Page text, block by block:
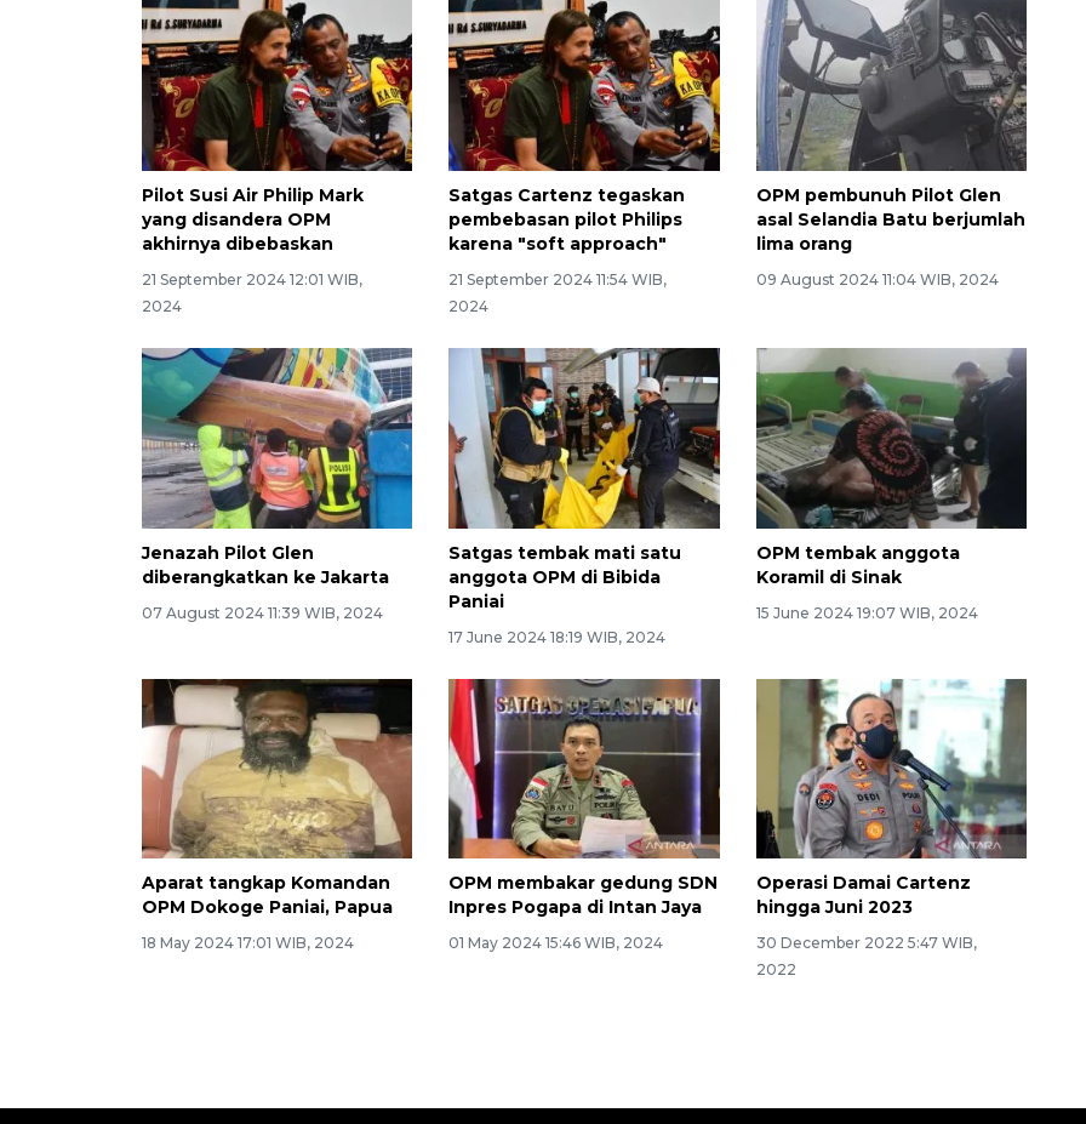
Pilot Susi Air Philip Mark
yang disandera OPM
akhirnya dibebaskan
21 September 2024 12:01 WIB,
2024
Satgas Cartenz tegaskan
pembebasan pilot Philips
karena "soft approach"
21 September 2024 11:54 WIB,
2024
OPM pembunuh Pilot Glen
asal Selandia Batu berjumlah
lima orang
09 August 2024 11:04 WIB, 2024
Jenazah Pilot Glen
diberangkatkan ke Jakarta
07 August 2024 11:39 WIB, 2024
Satgas tembak mati satu
anggota OPM di Bibida
Paniai
17 June 2024 18:19 WIB, 2024
OPM tembak anggota
Koramil di Sinak
15 June 2024 19:07 WIB, 2024
Aparat tangkap Komandan
OPM Dokoge Paniai, Papua
18 May 2024 17:01 WIB, 2024
OPM membakar gedung SDN
Inpres Pogapa di Intan Jaya
01 May 2024 15:46 WIB, 2024
Operasi Damai Cartenz
hingga Juni 2023
30 December 2022 5:47 WIB,
2022